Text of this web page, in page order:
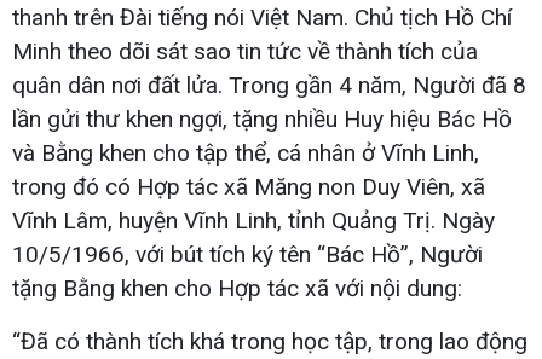
thanh trên Đài tiếng nói Việt Nam. Chủ tịch Hồ Chí
Minh theo dõi sát sao tin tức về thành tích của
quân dân nơi đất lửa. Trong gần 4 năm, Người đã 8
lần gửi thư khen ngợi, tặng nhiều Huy hiệu Bác Hồ
và Bằng khen cho tập thể, cá nhân ở Vĩnh Linh,
trong đó có Hợp tác xã Măng non Duy Viên, xã
Vĩnh Lâm, huyện Vĩnh Linh, tỉnh Quảng Trị. Ngày
10/5/1966, với bút tích ký tên “Bác Hồ”, Người
tặng Bằng khen cho Hợp tác xã với nội dung:
“Đã có thành tích khá trong học tập, trong lao động